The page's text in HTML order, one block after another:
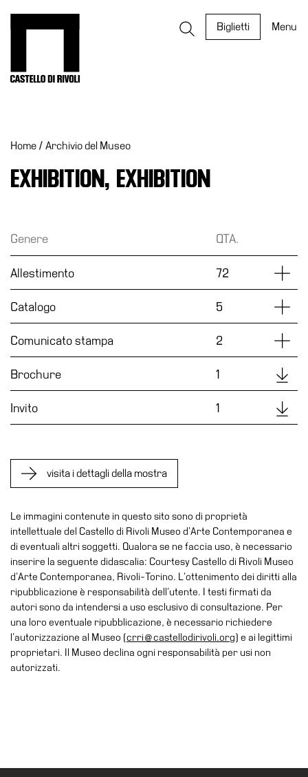
Biglietti Menu
Eventi
Archivi
del
Digitale
EN
Educazione
News
Dipartimento
Ricerca
Visite
guidate
Progetto
Summer
School
Progetti
Speciali
Home / Archivio del Museo
EXHIBITION, EXHIBITION
Genere QTA.
Allestimento 72
Catalogo 5
Comunicato stampa 2
Brochure 1
Invito 1
visita i dettagli della mostra
Le immagini contenute in questo sito sono di proprietà
intellettuale del Castello di Rivoli Museo d’Arte Contemporanea e
di eventuali altri soggetti. Qualora se ne faccia uso, è necessario
inserire la seguente didascalia: Courtesy Castello di Rivoli Museo
d’Arte Contemporanea, Rivoli-Torino. L’ottenimento dei diritti alla
ripubblicazione è responsabilità dell’utente. I testi firmati da
autori sono da intendersi a uso esclusivo di consultazione. Per
una loro eventuale ripubblicazione, è necessario richiedere
l’autorizzazione al Museo (crri@castellodirivoli.org) e ai legittimi
proprietari. Il Museo declina ogni responsabilità per usi non
autorizzati.